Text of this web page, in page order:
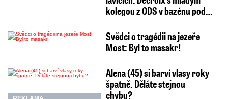
kolegou z ODS v bazénu pod…
Svědci o tragédii na jezeře
Most: Byl to masakr!
Alena (45) si barví vlasy roky
špatně. Děláte stejnou
chybu?